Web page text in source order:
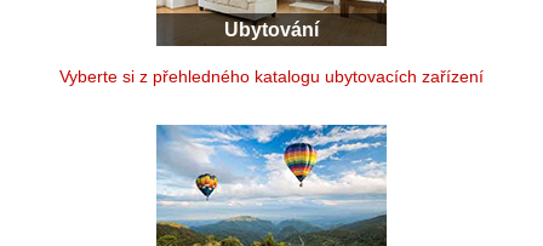
Ubytování
Vyberte si z přehledného katalogu ubytovacích zařízení